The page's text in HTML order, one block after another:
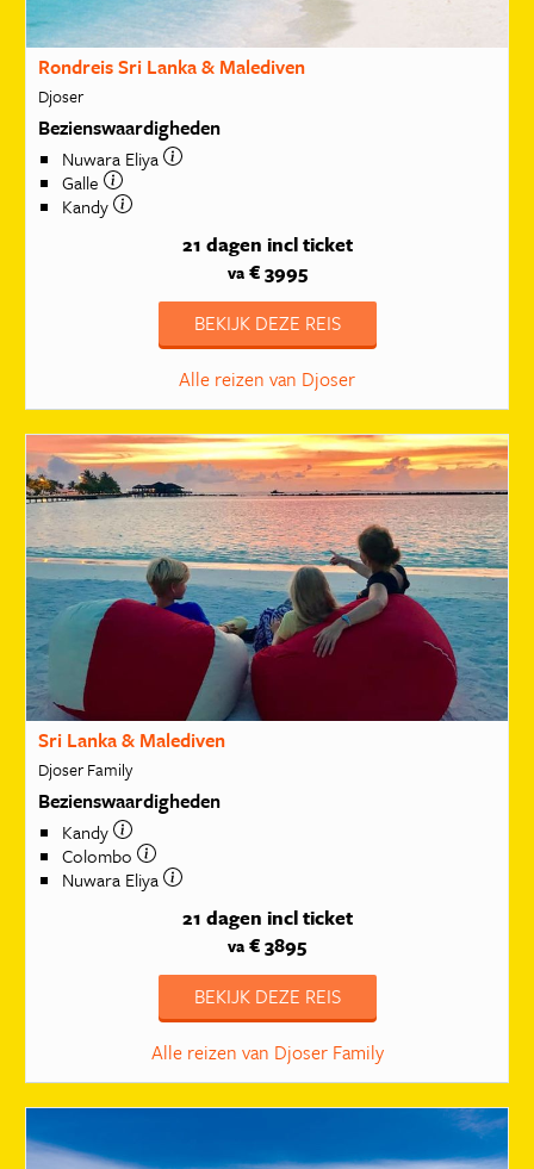
Rondreis Sri Lanka & Malediven
Djoser
Bezienswaardigheden
Nuwara Eliya
Galle
Kandy
21 dagen incl ticket
va€ 3995
BEKIJK DEZE REIS
Alle reizen van Djoser
Sri Lanka & Malediven
Djoser Family
Bezienswaardigheden
Kandy
Colombo
Nuwara Eliya
21 dagen incl ticket
va € 3895
BEKIJK DEZE REIS
Alle reizen van Djoser Family